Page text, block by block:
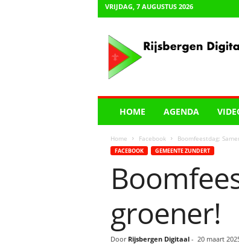
VRIJDAG, 7 AUGUSTUS 2026
HOME AGENDA
Home Facebook Boomfeestdag:
FACEBOOK GEMEENTE ZUNDERT
groener!
Door Rijsbergen Digitaal- 20 maart